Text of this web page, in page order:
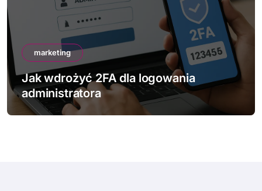
marketing
Jak wdrożyć 2FA dla logowania
administratora